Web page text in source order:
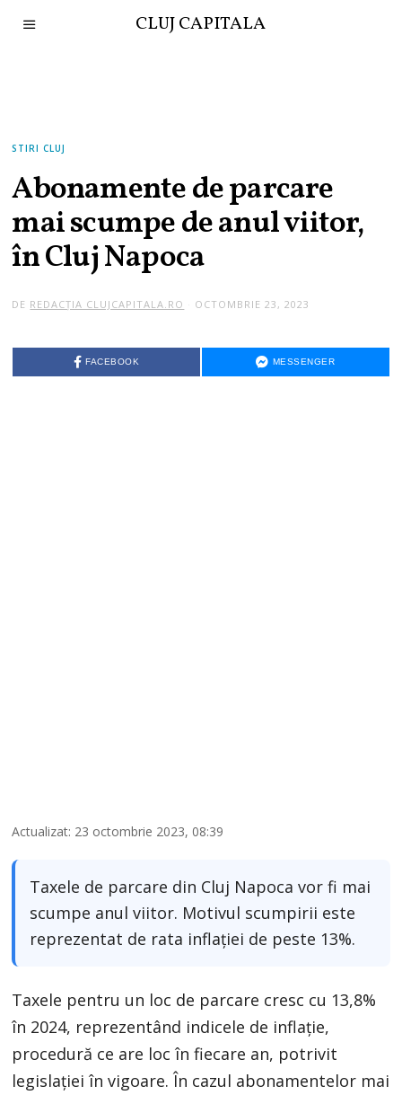
CLUJ CAPITALA
STIRI CLUJ
Abonamente de parcare
mai scumpe de anul viitor,
în Cluj Napoca
DE REDACȚIA CLUJCAPITALA.RO OCTOMBRIE 23, 2023
FACEBOOK MESSENGER
Actualizat: 23 octombrie 2023, 08:39
Taxele de parcare din Cluj Napoca vor fi mai
scumpe anul viitor. Motivul scumpirii este
reprezentat de rata inflației de peste 13%.
Taxele pentru un loc de parcare cresc cu 13,8%
în 2024, reprezentând indicele de inflație,
procedură ce are loc în fiecare an, potrivit
legislației în vigoare. În cazul abonamentelor mai